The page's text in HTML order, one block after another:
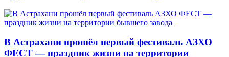
В Астрахани прошёл первый фестиваль АЗХО
ФЕСТ — праздник жизни на территории